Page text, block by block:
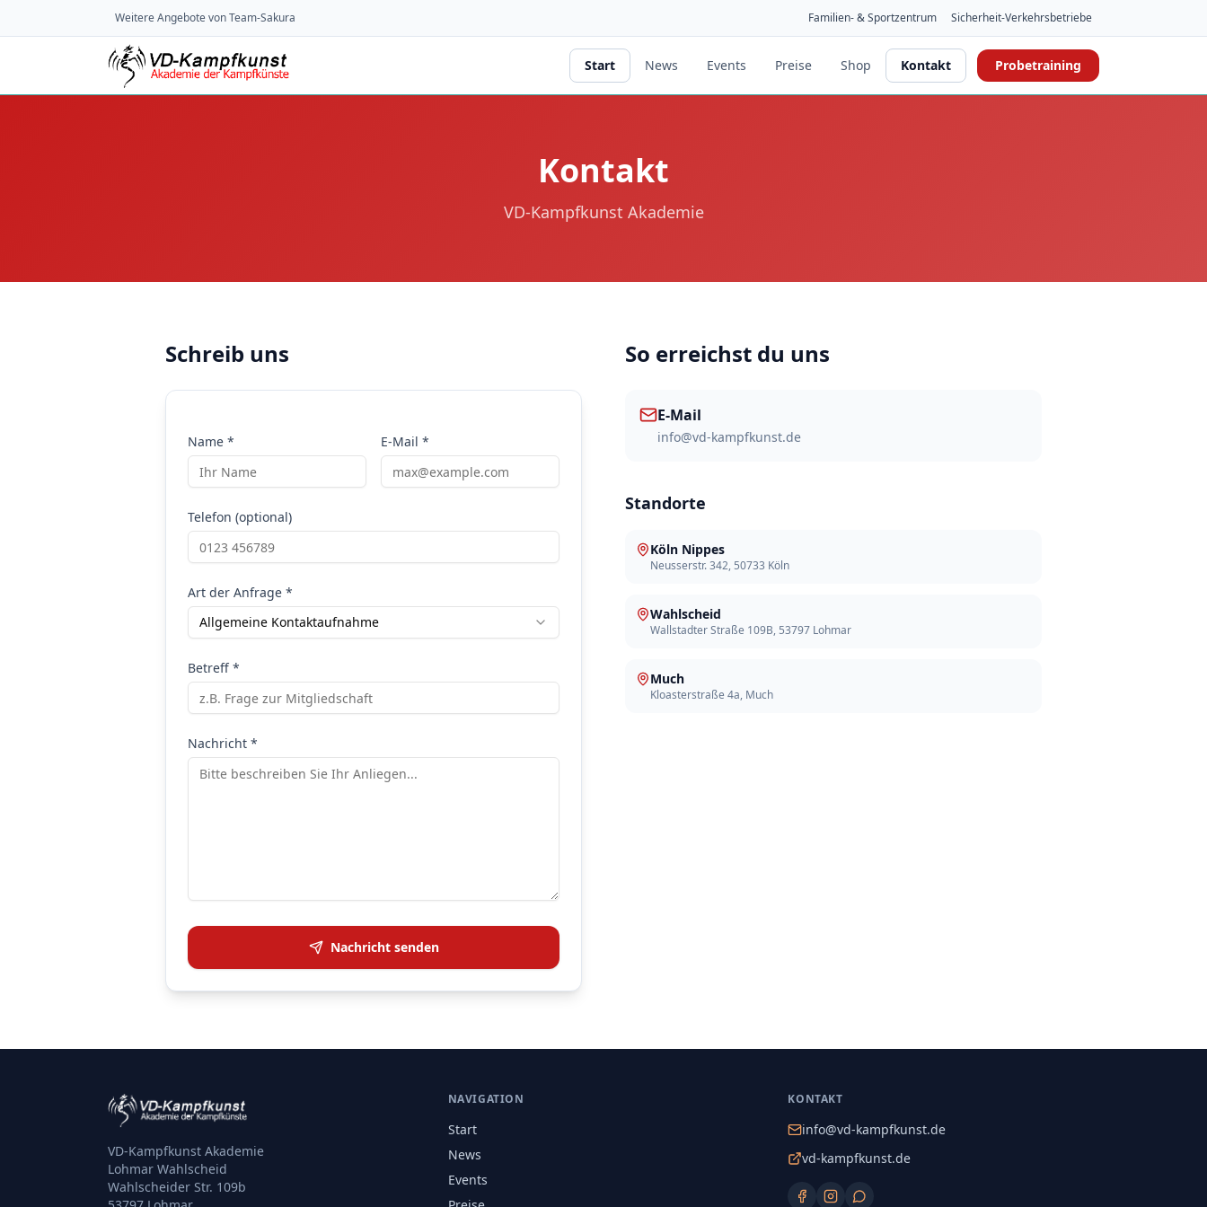
Weitere Angebote von Team-Sakura Familien- & Sportzentrum Sicherheit-Verkehrsbetriebe
Start News Events Preise Shop Kontakt Probetraining
Kontakt
VD-Kampfkunst Akademie
Schreib uns
Name * E-Mail *
Telefon (optional)
Art der Anfrage *
Allgemeine Kontaktaufnahme
Betreff *
Nachricht *
Nachricht senden
So erreichst du uns
E-Mail
info@vd-kampfkunst.de
Standorte
Köln Nippes
Neusserstr. 342, 50733 Köln
Wahlscheid
Wallstadter Straße 109B, 53797 Lohmar
Much
Kloasterstraße 4a, Much
VD-Kampfkunst Akademie
Lohmar Wahlscheid
Wahlscheider Str. 109b
NAVIGATION
Start
News
Events
KONTAKT
info@vd-kampfkunst.de
vd-kampfkunst.de